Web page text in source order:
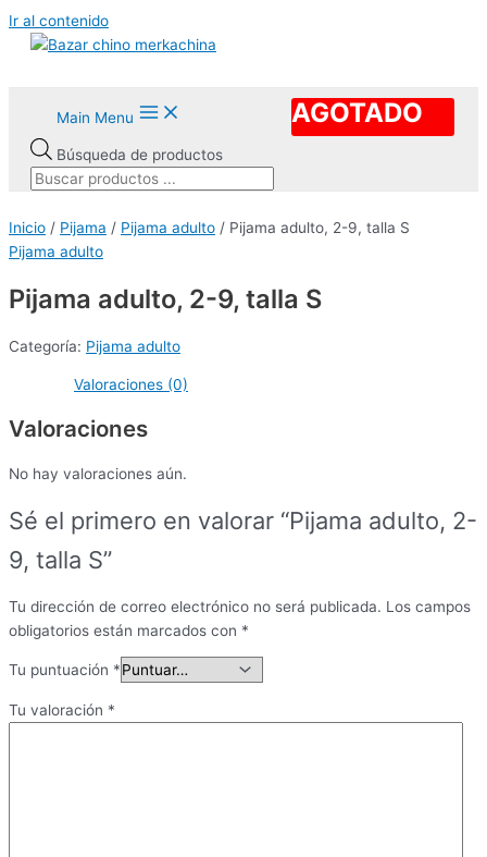
Ir al contenido
Main Menu
Búsqueda de productos
Inicio / Pijama / Pijama adulto / Pijama adulto, 2-9, talla S
Pijama adulto
Pijama adulto, 2-9, talla S
Categoría: Pijama adulto
Valoraciones (0)
Valoraciones
No hay valoraciones aún.
Sé el primero en valorar “Pijama adulto, 2-
9, talla S”
Tu dirección de correo electrónico no será publicada. Los campos
obligatorios están marcados con *
Tu puntuación *
Tu valoración *
AGOTADO